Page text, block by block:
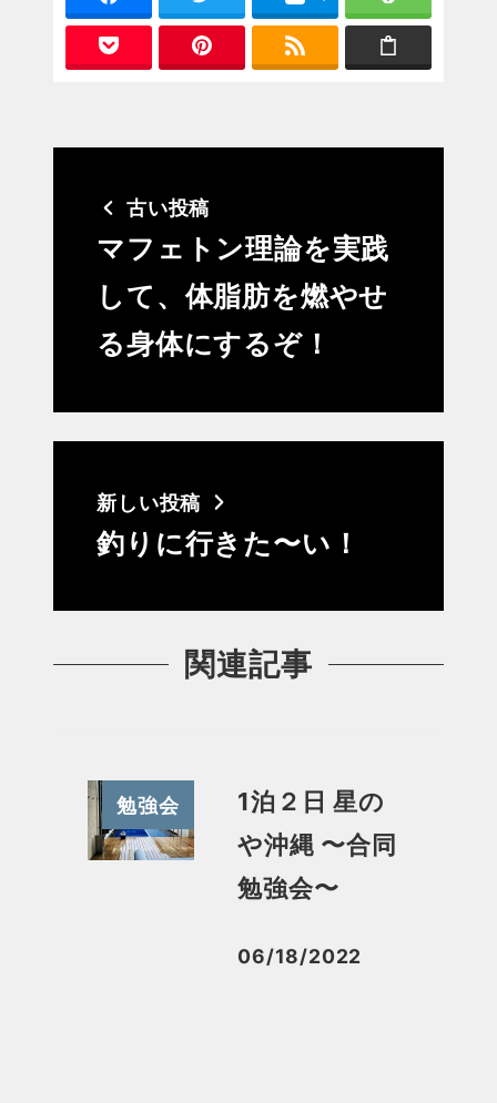
古い投稿
マフェトン理論を実践
して、体脂肪を燃やせ
る身体にするぞ！
新しい投稿
釣りに行きた〜い！
関連記事
勉強会
1泊２日 星の
や沖縄 〜合同
勉強会〜
投稿日
06/18/2022